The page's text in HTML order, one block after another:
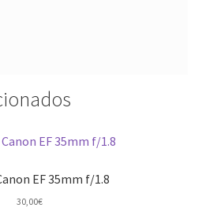
EF 35mm f/1.8
30,00€